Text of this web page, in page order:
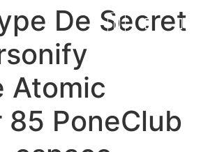
De Secret
Atomic
85 PoneClub